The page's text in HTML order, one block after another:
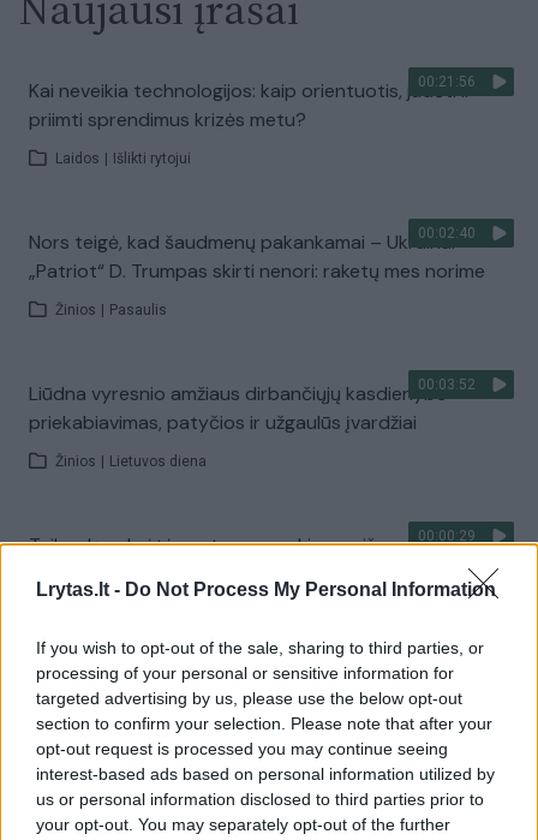
Lrytas.lt - Do Not Process My Personal Information
If you wish to opt-out of the sale, sharing to third parties, or
processing of your personal or sensitive information for
targeted advertising by us, please use the below opt-out
section to confirm your selection. Please note that after your
opt-out request is processed you may continue seeing
interest-based ads based on personal information utilized by
us or personal information disclosed to third parties prior to
your opt-out. You may separately opt-out of the further
00:21:56
Kai neveikia technologijos: kaip orientuotis, judėti ir
priimti sprendimus krizės metu?
Laidos Išlikti rytojui
00:02:40
Nors teigė, kad šaudmenų pakankamai – Ukrainai
„Patriot“ D. Trumpas skirti nenori: raketų mes norime
Žinios Pasaulis
00:03:52
Liūdna vyresnio amžiaus dirbančiųjų kasdienybė –
priekabiavimas, patyčios ir užgaulūs įvardžiai
Žinios Lietuvos diena
00:00:29
Tailandą sukrėtė protu nesuvokiamas išpuolis:
paauglys nušovė senelius, 3 mokytojus ir 3 moksleivius
Visi įrašai
Žiūrimiausi įrašai